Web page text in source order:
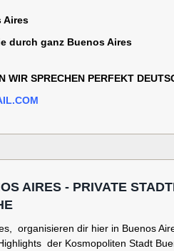
Aires
durch ganz Buenos Aires
WIR SPRECHEN PERFEKT
AIRES - PRIVATE
organisieren dir hier in Buenos
der Kosmopoliten Stadt